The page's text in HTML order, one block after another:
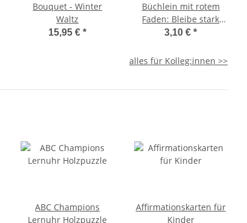
Bouquet - Winter
Waltz
15,95 €*
Büchlein mit rotem
Faden: Bleibe stark
und glaub an dich
3,10 €*
alles für Kolleg:innen >>
ABC Champions
Lernuhr Holzpuzzle
Affirmationskarten für
Kinder